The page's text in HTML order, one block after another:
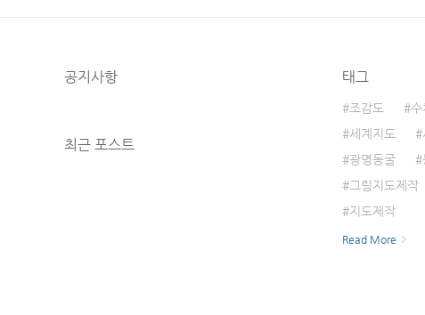
공지사항
최근 포스트
태그
조감도 수
세계지도
광명동굴
그림지도제작
지도제작
Read More